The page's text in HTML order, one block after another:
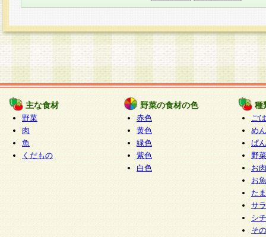
力いただく個人情報は第三者に提供しません。
○個人情報の委託について
個人情報の取り扱いを外部に委託する場合は、
情報管理基準を満たす企業を選定して委託を行
が行われるよう監督します。
○開示対象個人情報の開示等および問い合わせ窓口
本人からの求めにより、当社が本件により取得
報の利用目的の通知・開示・内容の訂正・追加
停止・消去及び第三者への提供の禁止（以下、
といいます。）に応じます。
開示等に応じる窓口は以下になります。
ぱくすく食堂個人情報お客様相談窓口 paku-
m
主な食材
野菜
肉
魚
くだもの
野菜の食材の色
赤色
黄色
緑色
紫色
白色
種
ご
めん
ぱん
野
お
お
た
サ
シ
そ